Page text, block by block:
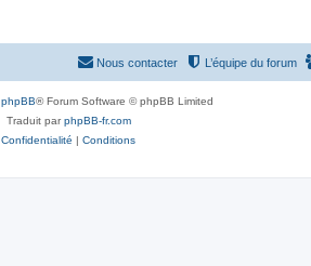
L’équipe du forum
Nous contacter
phpBB® Forum Software © phpBB Limited
Traduit parphpBB-fr.com
Confidentialité | Conditions